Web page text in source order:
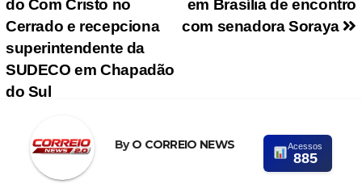
em Brasília de encontro
com senadora Soraya
do Com Cristo no
Cerrado e recepciona
superintendente da
SUDECO em Chapadão
do Sul
ByO CORREIO NEWS Acessos
885